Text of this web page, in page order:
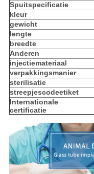
Spuitspecificatie
kleur
gewicht
lengte
breedte
Anderen
injectiemateriaal
verpakkingsmanier
sterilisatie
streepjescodeetiket
Internationale
certificatie